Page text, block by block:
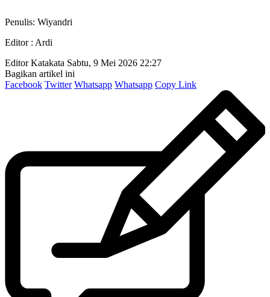
Penulis: Wiyandri
Editor : Ardi
Editor Katakata Sabtu, 9 Mei 2026 22:27
Bagikan artikel ini
Facebook Twitter Whatsapp Whatsapp Copy Link